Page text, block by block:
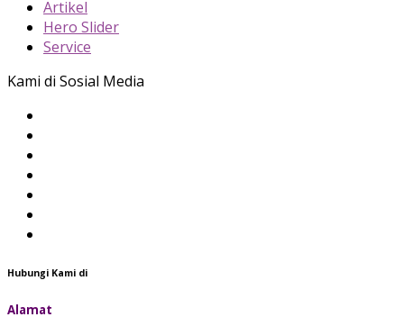
Artikel
Hero Slider
Service
Kami di Sosial Media
Hubungi Kami di
Alamat